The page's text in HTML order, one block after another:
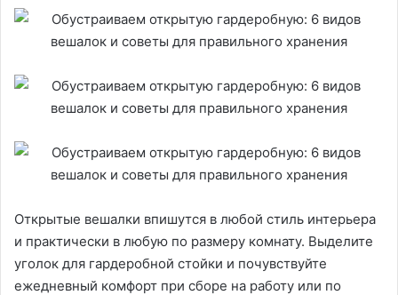
Открытые вешалки впишутся в любой стиль интерьера
и практически в любую по размеру комнату. Выделите
уголок для гардеробной стойки и почувствуйте
ежедневный комфорт при сборе на работу или по